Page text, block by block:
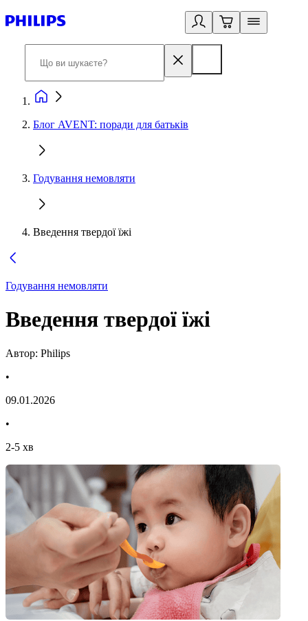
Блог AVENT: поради для батьків
Годування немовляти
Введення твердої їжі
Годування немовляти
Введення твердої їжі
Автор: Philips
•
09.01.2026
•
2-5 хв